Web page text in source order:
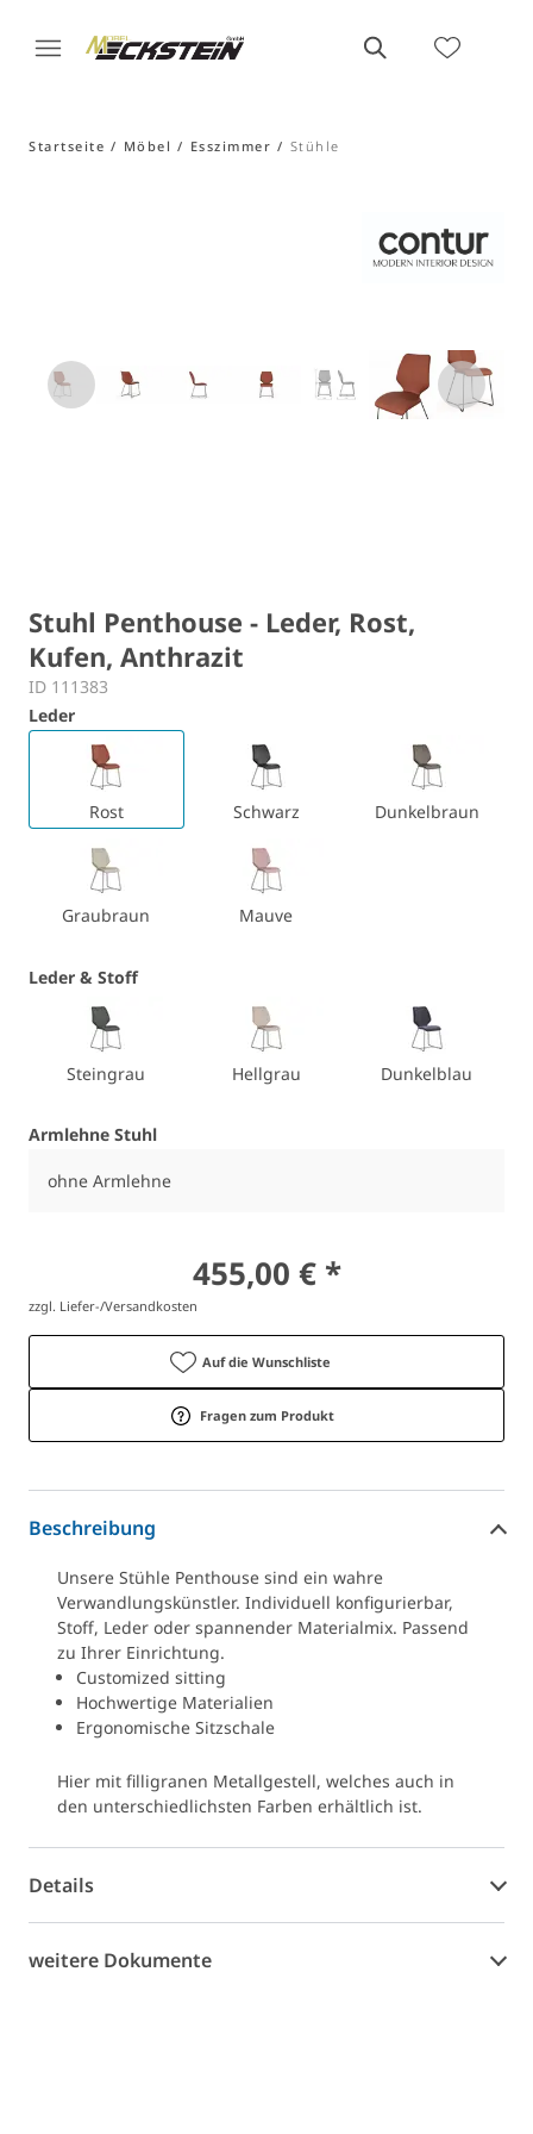
Startseite Möbel Esszimmer Stühle
Stuhl Penthouse - Leder, Rost,
Kufen, Anthrazit
ID 111383
Leder
Rost Schwarz Dunkelbraun
Graubraun Mauve
Leder & Stoff
Steingrau Hellgrau Dunkelblau
Armlehne Stuhl
ohne Armlehne
455,00 € *
zzgl. Liefer-/Versandkosten
Auf die Wunschliste
Fragen zum Produkt
Beschreibung
Unsere Stühle Penthouse sind ein wahre
Verwandlungskünstler. Individuell konfigurierbar,
Stoff, Leder oder spannender Materialmix. Passend
zu Ihrer Einrichtung.
Customized sitting
Hochwertige Materialien
Ergonomische Sitzschale
Hier mit filligranen Metallgestell, welches auch in
den unterschiedlichsten Farben erhältlich ist.
Details
weitere Dokumente